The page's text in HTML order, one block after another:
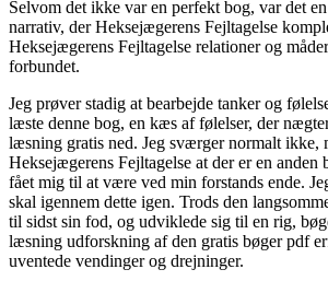
Selvom det ikke var en perfekt bog, var det
narrativ, der Heksejægerens Fejltagelse
Heksejægerens Fejltagelse relationer og
forbundet.
Jeg prøver stadig at bearbejde tanker og
læste denne bog, en kæs af følelser, der
læsning gratis ned. Jeg sværger normalt ikke,
Heksejægerens Fejltagelse at der er en anden
fået mig til at være ved min forstands ende.
skal igennem dette igen. Trods den
til sidst sin fod, og udviklede sig til en rig,
læsning udforskning af den gratis bøger pdf
uventede vendinger og drejninger.